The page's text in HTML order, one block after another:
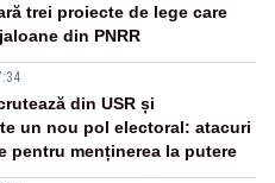
trei proiecte de lege care
din PNRR
din USR și
un nou pol electoral: atacuri
pentru menținerea la putere